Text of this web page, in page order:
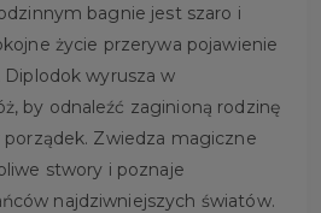
bagnie jest szaro i
życie przerywa pojawienie
wyrusza w
by odnaleźć zaginioną rodzinę
Zwiedza magiczne
stwory i poznaje
najdziwniejszych światów.